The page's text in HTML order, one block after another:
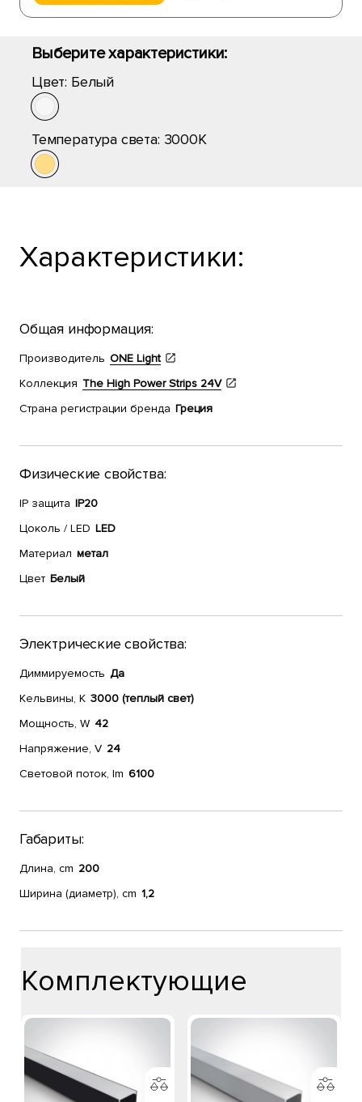
Выберите характеристики:
Цвет: Белый
Температура света: 3000K
Характеристики:
Общая информация:
Производитель ONE Light
Коллекция The High Power Strips 24V
Страна регистрации бренда Греция
Физические свойства:
IP защита IP20
Цоколь / LED LED
Материал метал
Цвет Белый
Электрические свойства:
Диммируемость Да
Кельвины, К 3000 (теплый свет)
Мощность, W 42
Напряжение, V 24
Световой поток, lm 6100
Габариты:
Длина, cm 200
Ширина (диаметр), cm 1,2
Комплектующие